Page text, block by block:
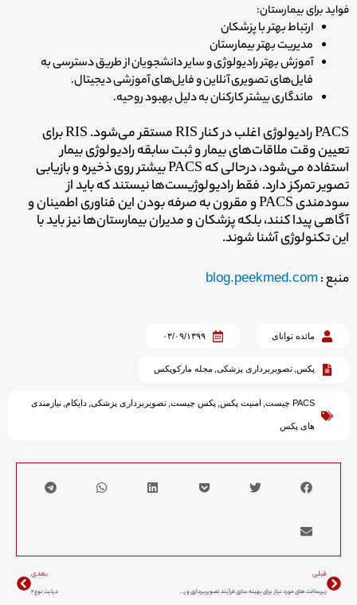
فواید برای بیمارستان:
ارتباط بهتر با پزشکان
مدیریت بهتر بیمارستان
آموزش بهتر رادیولوژی و سایر دانشجویان از طریق دسترسی به
فایل‌های تصویری آنلاین و فایل‌های آموزشی دیجیتال.
ماندگاری بیشتر کارکنان به دلیل بهبود روحیه.
PACS رادیولوژی اغلب در کنار RIS مستقر می‌شود. RIS برای
تعیین وقت ملاقات‌های بیمار و ثبت سابقه رادیولوژی بیمار
استفاده می‌شود، درحالی که PACS بیشتر روی ذخیره و بازیابی
تصویر تمرکز دارد. فقط رادیولوژیست‌ها نیستند که باید از
سودمندی PACS و مقرون به صرفه بودن این فناوری اطمینان و
آگاهی پیدا کنند، بلکه پزشکان و مدیران بیمارستان‌ها نیز باید با
این تکنولوژی آشنا شوند.
منبع : blog.peekmed.com
مائده توانای ۰۳/۰۹/۱۳۹۹
پکس, تصویربرداری پزشکی, مجله مارکوپکس
PACS چیست , امنیت پکس, پکس چیست, تصویربرداری پزشکی, دایکام, نیازمندی
های پکس
قبلی
زیرساخت های مورد نیاز برای بهینه سازی فرآیند تصویربرداری و رادیولوژی یک بیمارستان
بعدی
دیابت نوع ۲